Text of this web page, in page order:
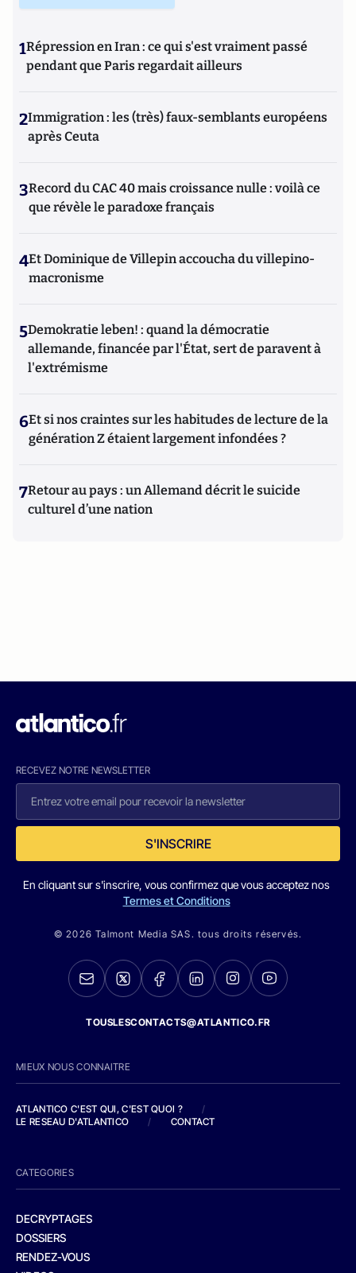
1Répression en Iran : ce qui s'est vraiment passé
pendant que Paris regardait ailleurs
2Immigration : les (très) faux-semblants européens
après Ceuta
3Record du CAC 40 mais croissance nulle : voilà ce
que révèle le paradoxe français
4Et Dominique de Villepin accoucha du villepino-
macronisme
5Demokratie leben! : quand la démocratie
allemande, financée par l'État, sert de paravent à
l'extrémisme
6Et si nos craintes sur les habitudes de lecture de la
génération Z étaient largement infondées ?
7Retour au pays : un Allemand décrit le suicide
culturel d’une nation
RECEVEZ NOTRE NEWSLETTER
S'INSCRIRE
En cliquant sur s'inscrire, vous confirmez que vous acceptez nos
Termes et Conditions
© 2026 Talmont Media SAS. tous droits réservés.
TOUSLESCONTACTS@ATLANTICO.FR
MIEUX NOUS CONNAITRE
ATLANTICO C'EST QUI, C'EST QUOI ?
/
LE RESEAU D'ATLANTICO
/ CONTACT
CATEGORIES
DECRYPTAGES
DOSSIERS
RENDEZ-VOUS